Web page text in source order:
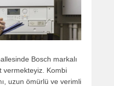
Bosch markalı
vermekteyiz. Kombi
uzun ömürlü ve verimli